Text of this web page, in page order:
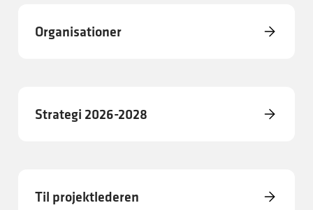
Organisationer
Strategi 2026-2028
Til projektlederen